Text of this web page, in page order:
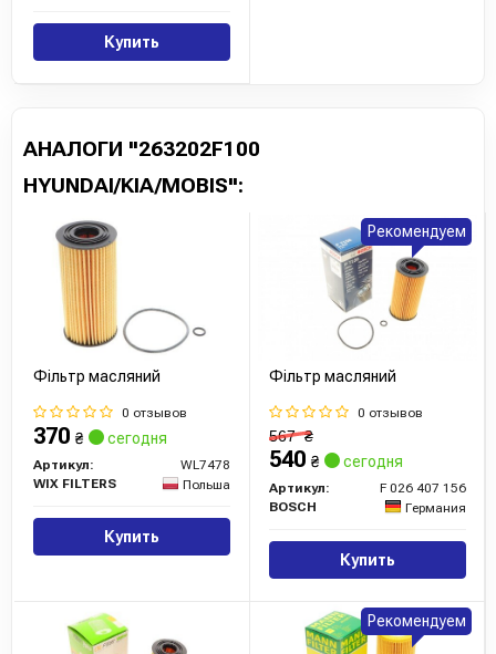
Купить
АНАЛОГИ "263202F100
HYUNDAI/KIA/MOBIS":
Фільтр масляний
0 отзывов
370 ₴ сегодня
Артикул:
WL7478
WIX FILTERS
Польша
Купить
Фільтр масляний
0 отзывов
567₴
540 ₴ сегодня
Артикул:
F 026 407 156
BOSCH
Германия
Купить
Рекомендуем
Рекомендуем